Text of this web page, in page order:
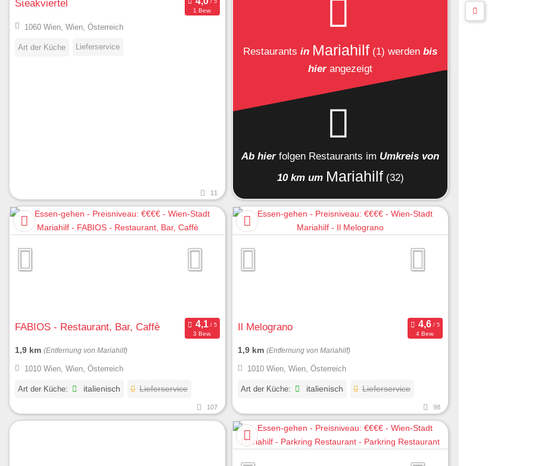
Steakviertel
1 Bew.
1060 Wien, Wien, Österreich
Art der Küche Lieferservice
11
Restaurants in Mariahilf (1) werden bis
hierangezeigt
Ab hier folgen Restaurants im Umkreis von
10 km um Mariahilf (32)
FABIOS - Restaurant, Bar, Caffè
3 Bew.
1,9 km (Entfernung von Mariahilf)
1010 Wien, Wien, Österreich
Art der Küche: italienisch Lieferservice
107
Il Melograno
4 Bew.
1,9 km (Entfernung von Mariahilf)
1010 Wien, Wien, Österreich
Art der Küche: italienisch Lieferservice
98